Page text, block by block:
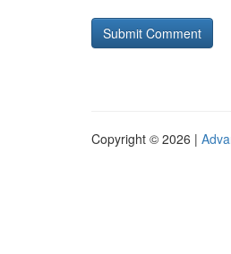
Copyright © 2026 |